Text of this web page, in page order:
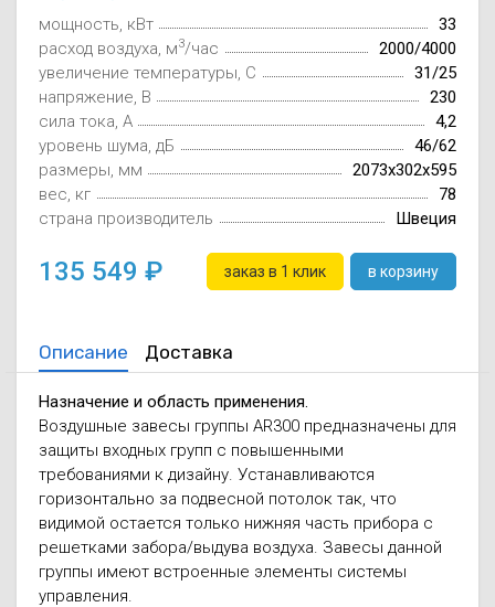
мощность, кВт
33
расход воздуха, м3/час
2000/4000
увеличение температуры, C
31/25
напряжение, В
230
сила тока, А
4,2
уровень шума, дБ
46/62
размеры, мм
2073x302x595
вес, кг
78
страна производитель
Швеция
135 549 заказ в 1 клик в корзину
Описание Доставка
Назначение и область применения.
Воздушные завесы группы AR300 предназначены для
защиты входных групп с повышенными
требованиями к дизайну. Устанавливаются
горизонтально за подвесной потолок так, что
видимой остается только нижняя часть прибора с
решетками забора/выдува воздуха. Завесы данной
группы имеют встроенные элементы системы
управления.
Осушители
Wi-Fi модуля
отработанном